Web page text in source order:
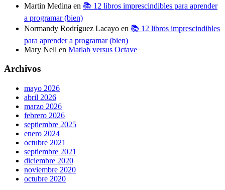
Martin Medina en 📚 12 libros imprescindibles para aprender
a programar (bien)
Normandy Rodríguez Lacayo en 📚 12 libros imprescindibles
para aprender a programar (bien)
Mary Nell en Matlab versus Octave
Archivos
mayo 2026
abril 2026
marzo 2026
febrero 2026
septiembre 2025
enero 2024
octubre 2021
septiembre 2021
diciembre 2020
noviembre 2020
octubre 2020